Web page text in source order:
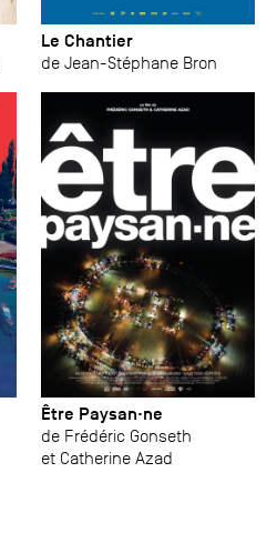
Le Chantier
de Jean-Stéphane Bron
Être Paysan·ne
de Frédéric Gonseth
et Catherine Azad